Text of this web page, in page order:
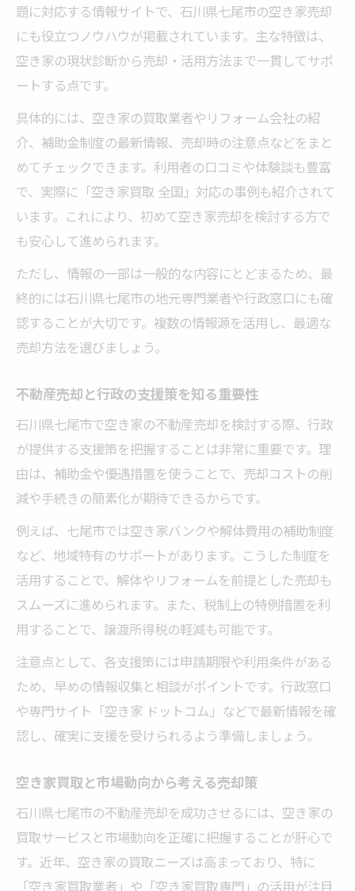
題に対応する情報サイトで、石川県七尾市の空き家売却
にも役立つノウハウが掲載されています。主な特徴は、
空き家の現状診断から売却・活用方法まで一貫してサポ
ートする点です。
具体的には、空き家の買取業者やリフォーム会社の紹
介、補助金制度の最新情報、売却時の注意点などをまと
めてチェックできます。利用者の口コミや体験談も豊富
で、実際に「空き家買取 全国」対応の事例も紹介されて
います。これにより、初めて空き家売却を検討する方で
も安心して進められます。
ただし、情報の一部は一般的な内容にとどまるため、最
終的には石川県七尾市の地元専門業者や行政窓口にも確
認することが大切です。複数の情報源を活用し、最適な
売却方法を選びましょう。
不動産売却と行政の支援策を知る重要性
石川県七尾市で空き家の不動産売却を検討する際、行政
が提供する支援策を把握することは非常に重要です。理
由は、補助金や優遇措置を使うことで、売却コストの削
減や手続きの簡素化が期待できるからです。
例えば、七尾市では空き家バンクや解体費用の補助制度
など、地域特有のサポートがあります。こうした制度を
活用することで、解体やリフォームを前提とした売却も
スムーズに進められます。また、税制上の特例措置を利
用することで、譲渡所得税の軽減も可能です。
注意点として、各支援策には申請期限や利用条件がある
ため、早めの情報収集と相談がポイントです。行政窓口
や専門サイト「空き家 ドットコム」などで最新情報を確
認し、確実に支援を受けられるよう準備しましょう。
空き家買取と市場動向から考える売却策
石川県七尾市の不動産売却を成功させるには、空き家の
買取サービスと市場動向を正確に把握することが肝心で
す。近年、空き家の買取ニーズは高まっており、特に
「空き家買取業者」や「空き家買取専門」の活用が注目